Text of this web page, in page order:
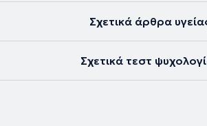
Σχετικά άρθρα
Σχετικά τεστ